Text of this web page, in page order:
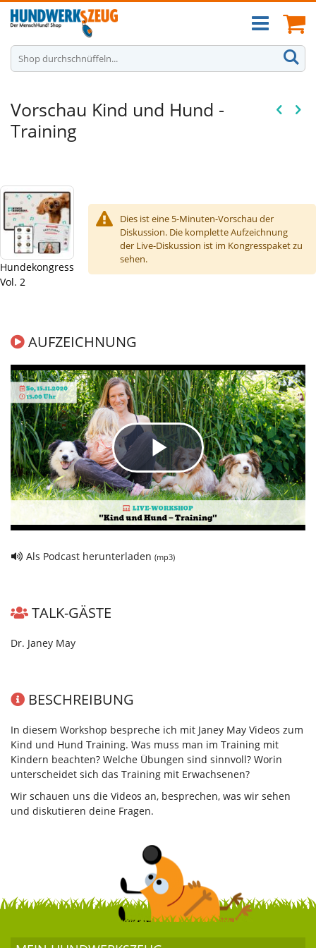
Zum
Inhalt
Vorschau Kind und Hund -
Training
Hundekongress
Vol. 2
Dies ist eine 5-Minuten-Vorschau der
Diskussion. Die komplette Aufzeichnung
der Live-Diskussion ist im Kongresspaket zu
sehen.
AUFZEICHNUNG
Play
Video
Als Podcast herunterladen (mp3)
TALK-GÄSTE
Dr. Janey May
BESCHREIBUNG
In diesem Workshop bespreche ich mit Janey May Videos zum
Kind und Hund Training. Was muss man im Training mit
Kindern beachten? Welche Übungen sind sinnvoll? Worin
unterscheidet sich das Training mit Erwachsenen?
Wir schauen uns die Videos an, besprechen, was wir sehen
und diskutieren deine Fragen.